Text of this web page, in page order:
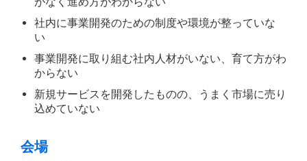
社内に事業開発のための制度や環境が整っていな
い
事業開発に取り組む社内人材がいない、育て方がわ
からない
新規サービスを開発したものの、うまく市場に売り
込めていない
会場